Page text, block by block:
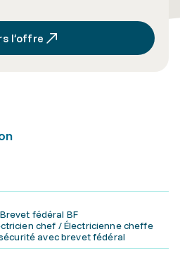
l’offre
fédéral BF
chef / Électricienne cheffe
avec brevet fédéral